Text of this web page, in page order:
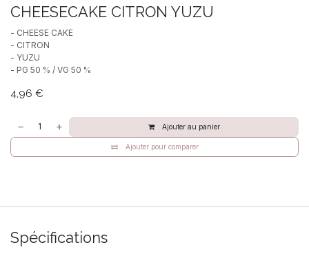
CHEESECAKE CITRON YUZU
- CHEESE CAKE
- CITRON
- YUZU
- PG 50 % / VG 50 %
4,96 €
Ajouter au panier
Ajouter pour comparer
Spécifications